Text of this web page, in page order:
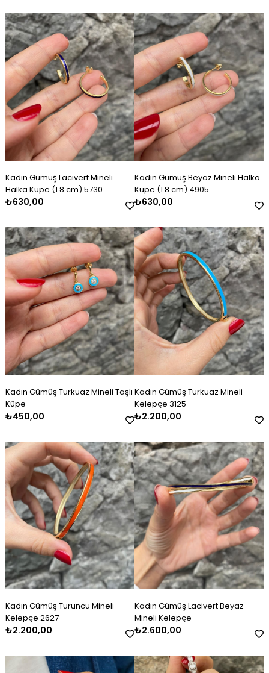
Kadın Gümüş Lacivert Mineli
Halka Küpe (1.8 cm) 5730
₺630,00
Kadın Gümüş Beyaz Mineli Halka
Küpe (1.8 cm) 4905
₺630,00
Kadın Gümüş Turkuaz Mineli Taşlı
Küpe
₺450,00
Kadın Gümüş Turkuaz Mineli
Kelepçe 3125
₺2.200,00
Kadın Gümüş Turuncu Mineli
Kelepçe 2627
₺2.200,00
Kadın Gümüş Lacivert Beyaz
Mineli Kelepçe
₺2.600,00